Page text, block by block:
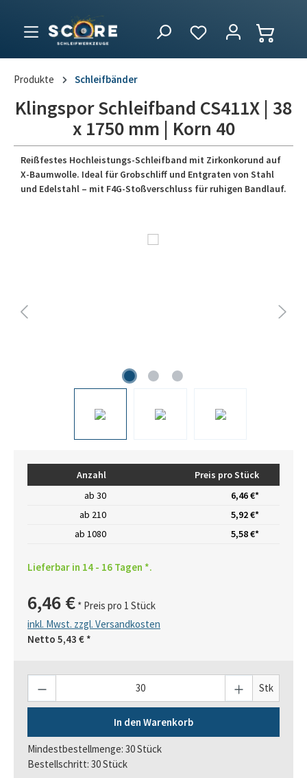
Produkte Schleifbänder
Klingspor Schleifband CS411X | 38
x 1750 mm | Korn 40
Reißfestes Hochleistungs-Schleifband mit Zirkonkorund auf
X-Baumwolle. Ideal für Grobschliff und Entgraten von Stahl
und Edelstahl – mit F4G-Stoßverschluss für ruhigen Bandlauf.
Anzahl
Preis pro Stück
ab 30
6,46 €*
ab 210
5,92 €*
ab 1080 5,58 €*
Lieferbar in 14 - 16 Tagen *.
6,46 € * Preis pro 1 Stück
inkl. Mwst. zzgl. Versandkosten
Netto 5,43 € *
Stk
In den Warenkorb
Mindestbestellmenge: 30 Stück
Bestellschritt: 30 Stück